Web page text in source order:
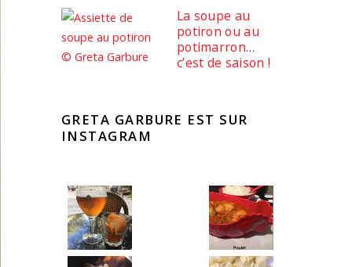
La soupe au
potiron ou au
potimarron…
c’est de saison !
GRETA GARBURE EST SUR
INSTAGRAM